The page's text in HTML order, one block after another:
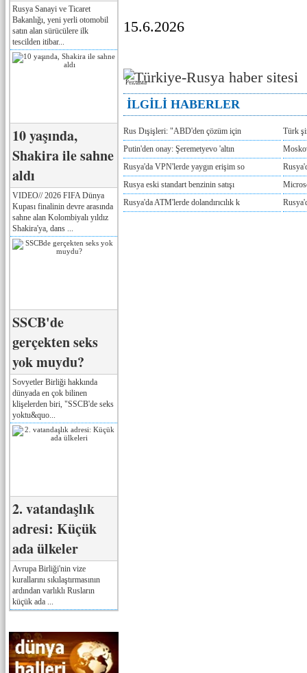
Rusya Sanayi ve Ticaret
Bakanlığı, yeni yerli otomobil
satın alan sürücülere ilk
tescilden itibar...
10 yaşında,
Shakira ile sahne
aldı
VIDEO// 2026 FIFA Dünya
Kupası finalinin devre arasında
sahne alan Kolombiyalı yıldız
Shakira'ya, dans ...
SSCB'de
gerçekten seks
yok muydu?
Sovyetler Birliği hakkında
dünyada en çok bilinen
klişelerden biri, "SSCB'de seks
yoktu&quo...
2. vatandaşlık
adresi: Küçük
ada ülkeler
Avrupa Birliği'nin vize
kurallarını sıkılaştırmasının
ardından varlıklı Rusların
küçük ada ...
15.6.2026
Реклама
İLGİLİ HABERLER
Rus Dışişleri: "ABD'den çözüm için
Türk
Putin'den onay: Şeremetyevo 'altın
Rusya'da VPN'lerde yaygın erişim so
Rusya eski standart benzinin satışı
Rusya'da ATM'lerde dolandırıcılık k